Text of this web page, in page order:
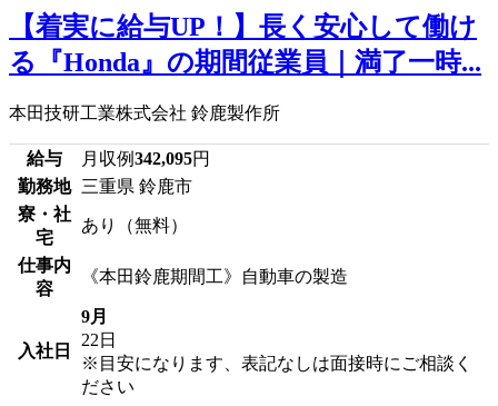
【着実に給与UP！】長く安心して働け
る『Honda』の期間従業員｜満了一時...
本田技研工業株式会社 鈴鹿製作所
給与 月収例342,095円
勤務地 三重県 鈴鹿市
寮・社
宅
あり（無料）
仕事内
容
《本田鈴鹿期間工》自動車の製造
入社日
9月
22日
※目安になります、表記なしは面接時にご相談く
ださい